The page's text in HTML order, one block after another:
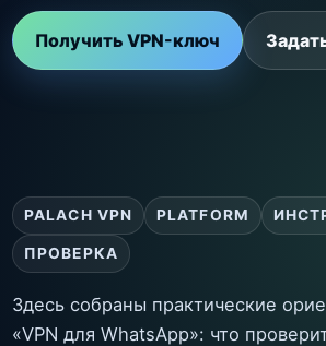
Получить VPN-ключ
PALACH VPN PLATFORM
ПРОВЕРКА
Здесь собраны практические
«VPN для WhatsApp»: что